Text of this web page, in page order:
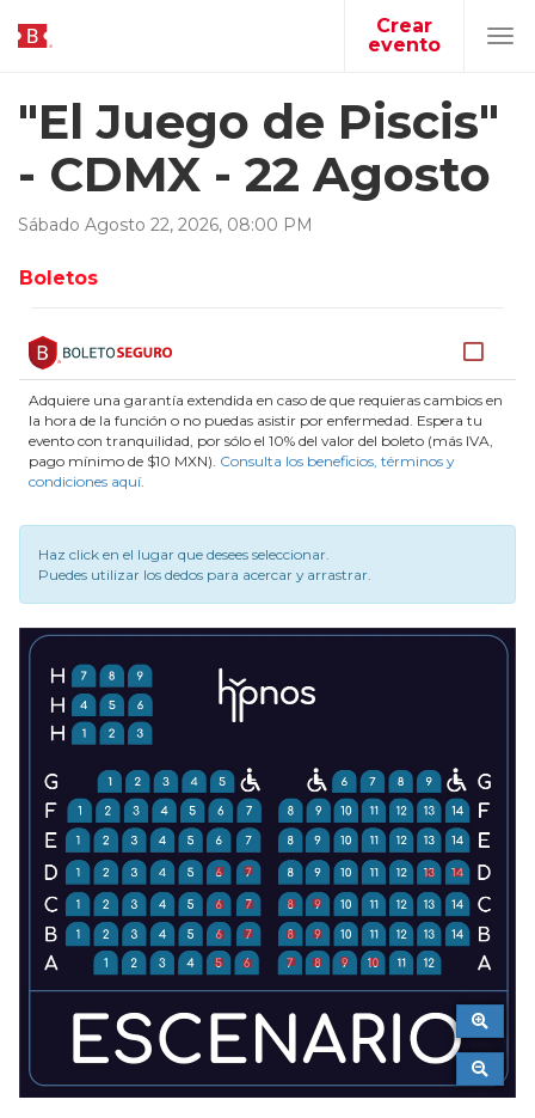
Crear
evento
"El Juego de Piscis"
- CDMX - 22 Agosto
Sábado Agosto 22, 2026, 08:00 PM
Boletos
Adquiere una garantía extendida en caso de que requieras cambios en
la hora de la función o no puedas asistir por enfermedad. Espera tu
evento con tranquilidad, por sólo el 10% del valor del boleto (más IVA,
pago mínimo de $10 MXN). Consulta los beneficios, términos y
condiciones aquí.
Haz click en el lugar que desees seleccionar.
Puedes utilizar los dedos para acercar y arrastrar.